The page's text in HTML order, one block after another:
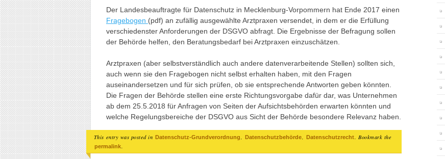
Der Landesbeauftragte für Datenschutz in Mecklenburg-Vorpommern hat Ende 2017 einen
Fragebogen (pdf) an zufällig ausgewählte Arztpraxen versendet, in dem er die Erfüllung
verschiedenster Anforderungen der DSGVO abfragt. Die Ergebnisse der Befragung sollen
der Behörde helfen, den Beratungsbedarf bei Arztpraxen einzuschätzen.
Arztpraxen (aber selbstverständlich auch andere datenverarbeitende Stellen) sollten sich,
auch wenn sie den Fragebogen nicht selbst erhalten haben, mit den Fragen
auseinandersetzen und für sich prüfen, ob sie entsprechende Antworten geben könnten.
Die Fragen der Behörde stellen eine erste Richtungsvorgabe dafür dar, was Unternehmen
ab dem 25.5.2018 für Anfragen von Seiten der Aufsichtsbehörden erwarten könnten und
welche Regelungsbereiche der DSGVO aus Sicht der Behörde besondere Relevanz haben.
This entry was posted in Datenschutz-Grundverordnung, Datenschutzbehörde, Datenschutzrecht. Bookmark the
permalink.